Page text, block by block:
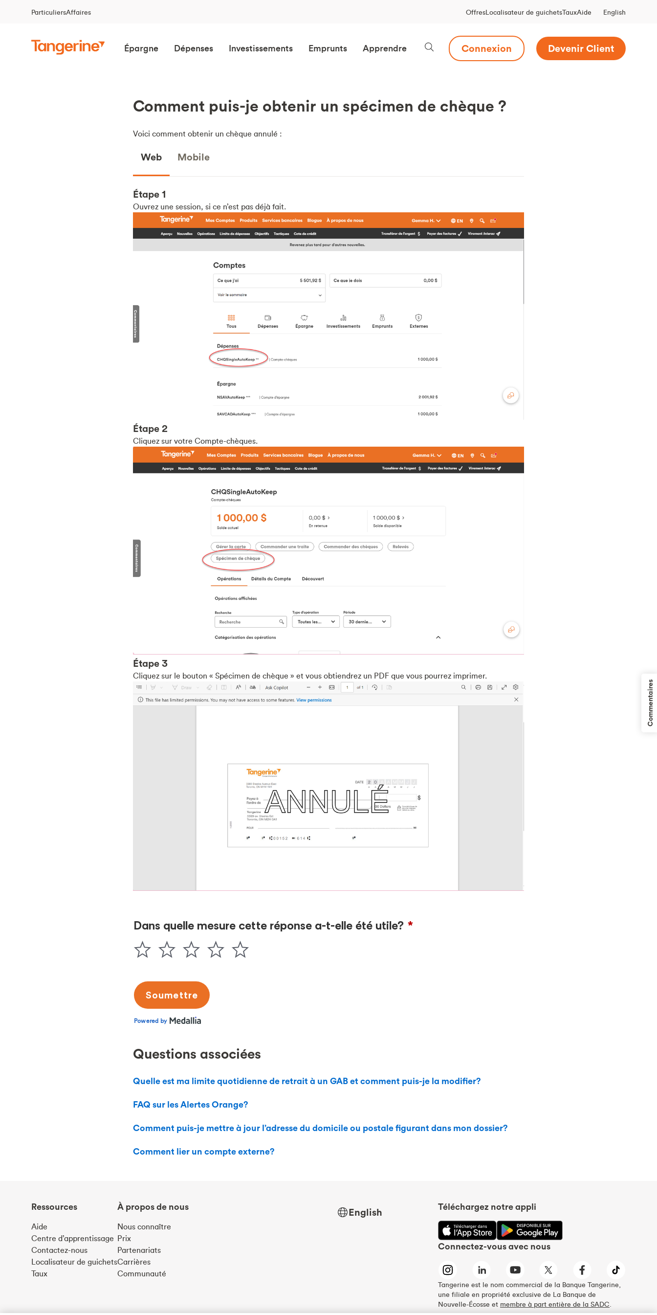
ParticuliersAffaires OffresLocalisateur de guichetsTauxAide English
Épargne Dépenses Investissements Emprunts Apprendre Connexion Devenir Client
Comment puis-je obtenir un spécimen de chèque ?
Voici comment obtenir un chèque annulé :
Web Mobile
Étape 1
Ouvrez une session, si ce n’est pas déjà fait.
Étape 2
Cliquez sur votre Compte-chèques.
Étape 3
Cliquez sur le bouton « Spécimen de chèque » et vous obtiendrez un PDF que vous pourrez imprimer.
Questions associées
Quelle est ma limite quotidienne de retrait à un GAB et comment puis-je la modifier?
FAQ sur les Alertes Orange?
Comment puis-je mettre à jour l’adresse du domicile ou postale figurant dans mon dossier?
Comment lier un compte externe?
Ressources
Aide
Centre d’apprentissage
Contactez-nous
Localisateur de guichets
Taux
À propos de nous
Nous connaître
Prix
Partenariats
Carrières
Communauté
English Téléchargez notre appli
Connectez-vous avec nous
Tangerine est le nom commercial de la Banque Tangerine,
une filiale en propriété exclusive de La Banque de
Nouvelle-Écosse et membre à part entière de la SADC.
Commentaires